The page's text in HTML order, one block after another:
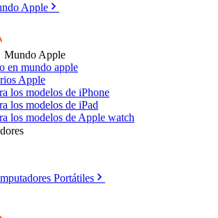
Apple
Mundo Apple
en mundo apple
Apple
los modelos de iPhone
los modelos de iPad
los modelos de Apple watch
Portátiles